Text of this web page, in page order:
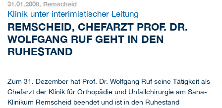
31.01.2008, Remscheid
Klinik unter interimistischer Leitung
REMSCHEID, CHEFARZT PROF. DR.
WOLFGANG RUF GEHT IN DEN
RUHESTAND
Zum 31. Dezember hat Prof. Dr. Wolfgang Ruf seine Tätigkeit als
Chefarzt der Klinik für Orthopädie und Unfallchirurgie am Sana-
Klinikum Remscheid beendet und ist in den Ruhestand